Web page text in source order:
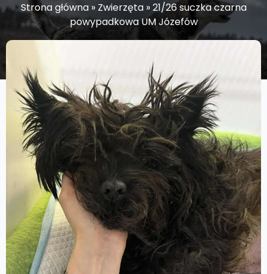
Strona główna» Zwierzęta»21/26 suczka czarna
powypadkowa UM Józefów